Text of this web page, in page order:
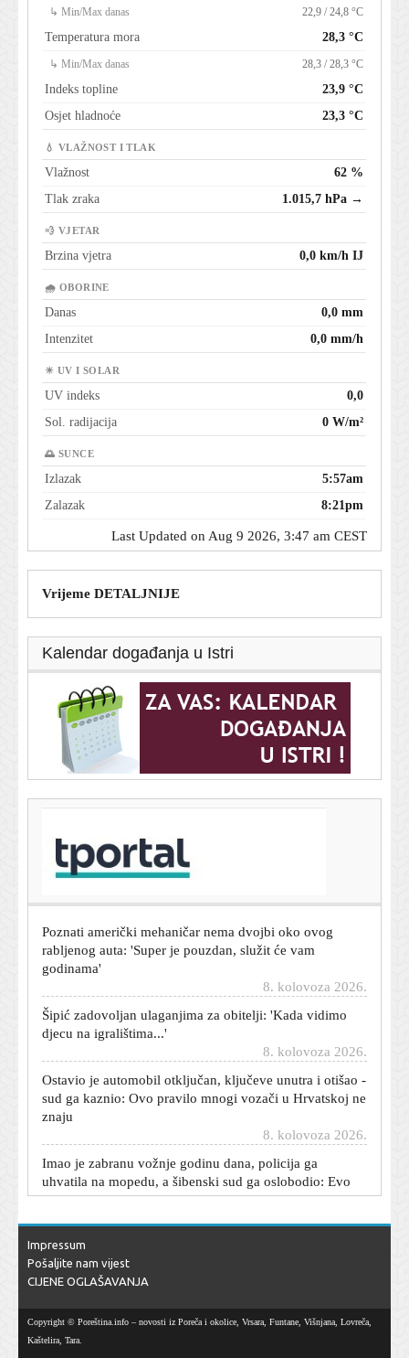
↳ Min/Max danas 22,9 / 24,8 °C
Temperatura mora 28,3 °C
↳ Min/Max danas 28,3 / 28,3 °C
Indeks topline
23,9 °C
Osjet hladnoće
23,3 °C
💧 VLAŽNOST I TLAK
Vlažnost
62 %
Tlak zraka
1.015,7 hPa →
💨 VJETAR
Brzina vjetra 0,0 km/h IJ
🌧 OBORINE
Danas
0,0 mm
Intenzitet
0,0 mm/h
☀ UV I SOLAR
UV indeks
0,0
Sol. radijacija
0 W/m²
🌅 SUNCE
Izlazak
5:57am
Zalazak
8:21pm
Last Updated on Aug 9 2026, 3:47 am CEST
Vrijeme DETALJNIJE
Kalendar događanja u Istri
Poznati mehaničar oduševljen ovim rabljenim autom:
'Može trajati gotovo beskonačno'
rabljenog auta: 'Super je pouzdan, služit će vam
godinama'
djecu na igralištima...'
sud ga kaznio: Ovo pravilo mnogi vozači u Hrvatskoj ne
znaju
uhvatila na mopedu, a šibenski sud ga oslobodio: Evo
zašto
zvijezde danas donose
utakmicu
Impressum
Pošaljite nam vijest
CIJENE OGLAŠAVANJA
Copyright © Poreština.info – novosti iz Poreča i okolice, Vrsara, Funtane, Višnjana, Lovreča,
Kaštelira, Tara.